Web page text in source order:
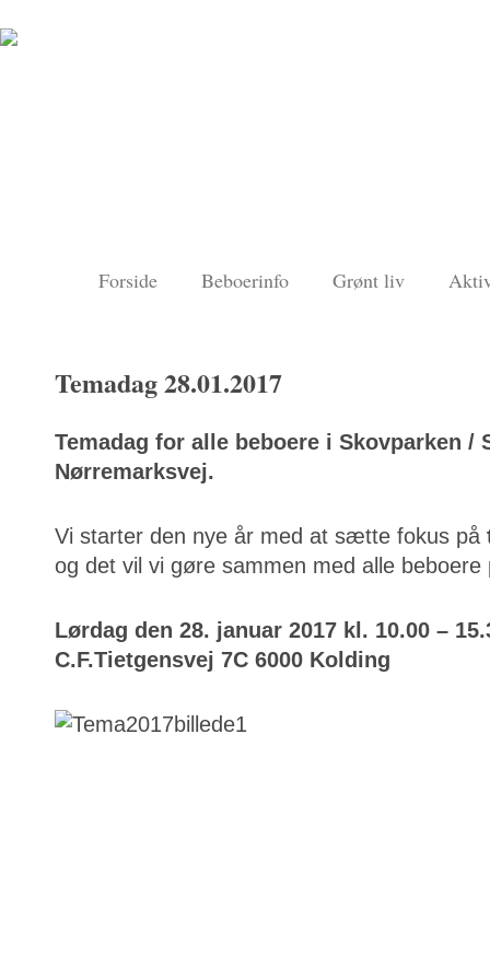
Forside Beboerinfo Grønt liv
Temadag 28.01.2017
Temadag for alle beboere i Skovparken
Nørremarksvej.
Vi starter den nye år med at sætte fokus på
og det vil vi gøre sammen med alle
Lørdag den 28. januar 2017 kl. 10.00 –
C.F.Tietgensvej 7C 6000 Kolding